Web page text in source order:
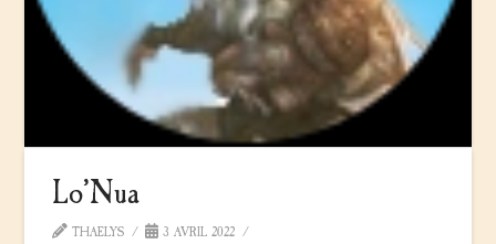
Lo’Nua
THAELYS
3 AVRIL 2022